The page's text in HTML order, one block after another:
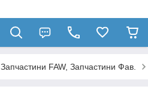
Запчастини FAW, Запчастини Фав.